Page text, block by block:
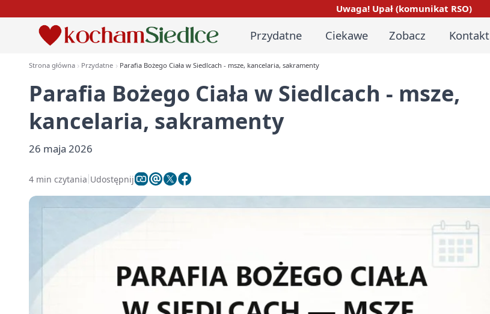
Uwaga! Upał (komunikat RSO)
Przydatne Ciekawe Zobacz Kontakt
Strona główna Przydatne Parafia Bożego Ciała w Siedlcach - msze, kancelaria, sakramenty
Parafia Bożego Ciała w Siedlcach - msze,
kancelaria, sakramenty
26 maja 2026
4 min czytania Udostępnij